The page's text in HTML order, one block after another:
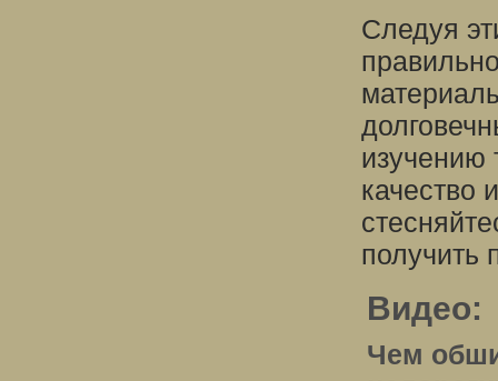
Следуя
изучению
качество
получить
Видео:
Чем